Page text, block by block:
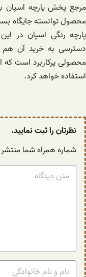
مرجع پخش پارچه اسپان
محصول توانسته جایگاه
پارچه رنگی اسپان در
دسترسی به خرید آن هم
محصولی پرکاربرد است که
استفاده خواهد کرد.
نظرتان را ثبت نمایید.
شماره همراه شما